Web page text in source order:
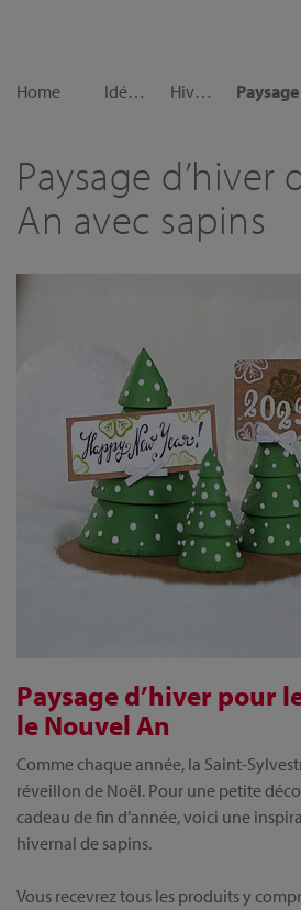
Home
Idées déco Hiver et Noël
Paysage d’hiver
An avec sapins
Paysage d’hiver pour
le Nouvel An
Comme chaque année, la Saint-
réveillon de Noël. Pour une petite
cadeau de fin d’année, voici une
hivernal de sapins.
Vous recevrez tous les produits y